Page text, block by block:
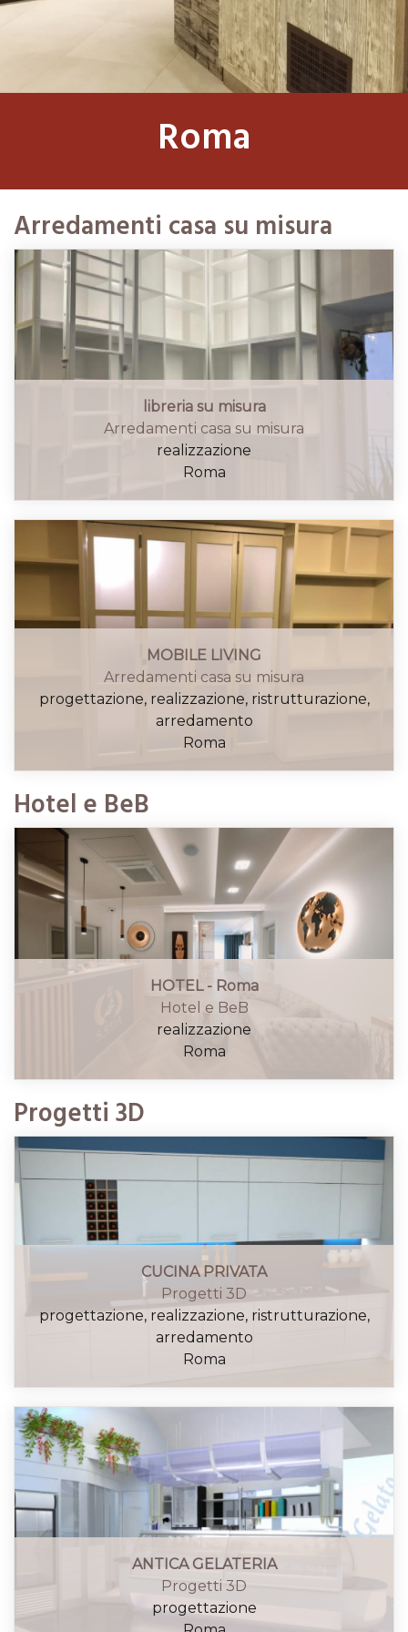
Roma
Arredamenti casa su misura
libreria su misura
Arredamenti casa su misura
realizzazione
Roma
MOBILE LIVING
Arredamenti casa su misura
progettazione, realizzazione, ristrutturazione,
arredamento
Roma
Hotel e BeB
HOTEL - Roma
Hotel e BeB
realizzazione
Roma
Progetti 3D
CUCINA PRIVATA
Progetti 3D
progettazione, realizzazione, ristrutturazione,
arredamento
Roma
ANTICA GELATERIA
Progetti 3D
progettazione